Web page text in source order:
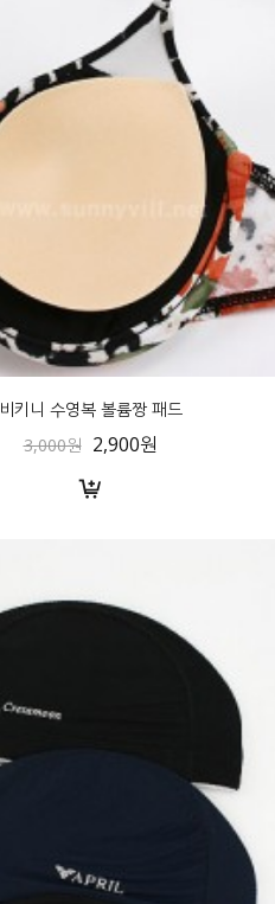
비키니 수영복 볼륨짱 패드
3,000원 2,900원